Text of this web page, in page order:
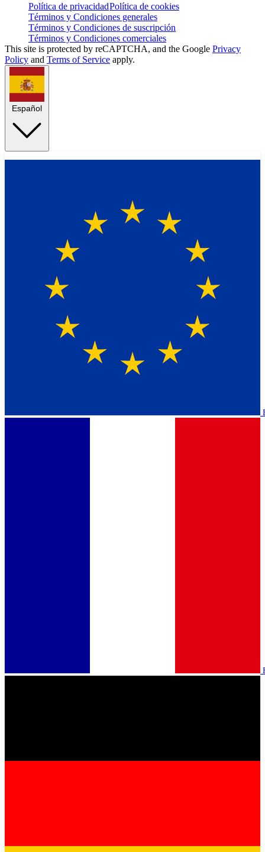
Política de privacidadPolítica de cookies
Términos y Condiciones generales
Términos y Condiciones de suscripción
Términos y Condiciones comerciales
This site is protected by reCAPTCHA, and the Google Privacy
Policy and Terms of Service apply.
Español